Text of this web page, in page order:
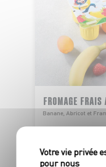
FROMAGE
Banane, Abricot et